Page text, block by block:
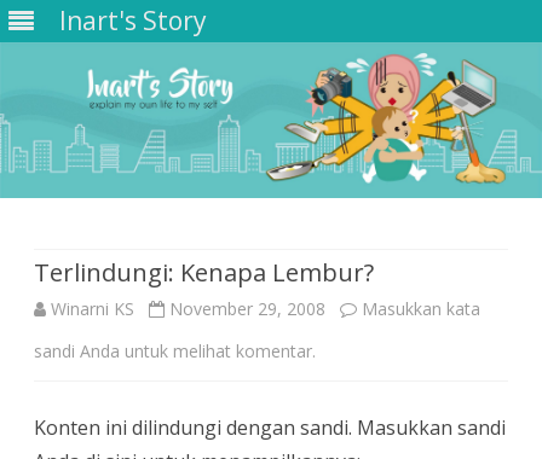
Inart's Story
Terlindungi: Kenapa Lembur?
Winarni KS November 29, 2008
Masukkan kata
sandi Anda untuk melihat komentar.
Konten ini dilindungi dengan sandi. Masukkan sandi